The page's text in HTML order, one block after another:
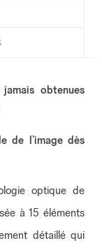
obtenues
de l’image dès
optique de
à 15 éléments
détaillé qui